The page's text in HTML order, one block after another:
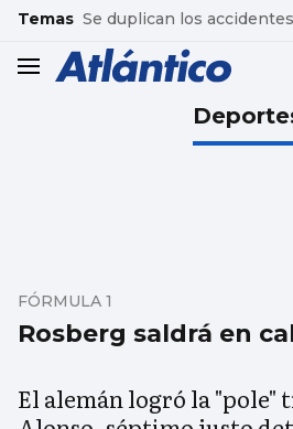
common.go-to-content
Temas Se duplican los
header.menu.open
Rosberg saldrá en
FÓRMULA 1
El alemán logró la "pole"